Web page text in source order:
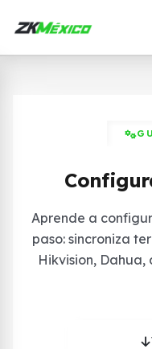
Aprende a
paso: sincroniza
Hikvision,